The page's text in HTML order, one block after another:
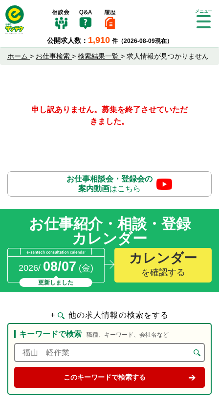
公開求人数： 1,910 件（2026-08-09現在）
Tog
ion
ホーム > お仕事検索 > 検索結果一覧 > 求人情報が見つかりません
申し訳ありません。募集を終了させていただ
きました。
お仕事相談会・登録会の
案内動画はこちら
お仕事紹介・相談・登録
カレンダー
2026/ 08/07 (金)
更新しました
カレンダー
を確認する
+ 他の求人情報の検索をする
キーワードで検索 職種、キーワード、会社名など